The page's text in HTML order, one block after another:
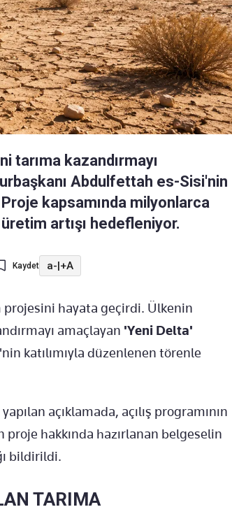
tarıma kazandırmayı
Abdulfettah es-Sisi'nin
Proje kapsamında milyonlarca
artışı hedefleniyor.
Kaydet a-|+A
projesini hayata geçirdi. Ülkenin
amaçlayan 'Yeni Delta'
katılımıyla düzenlenen törenle
açıklamada, açılış programının
proje hakkında hazırlanan belgeselin
bildirildi.
TARIMA